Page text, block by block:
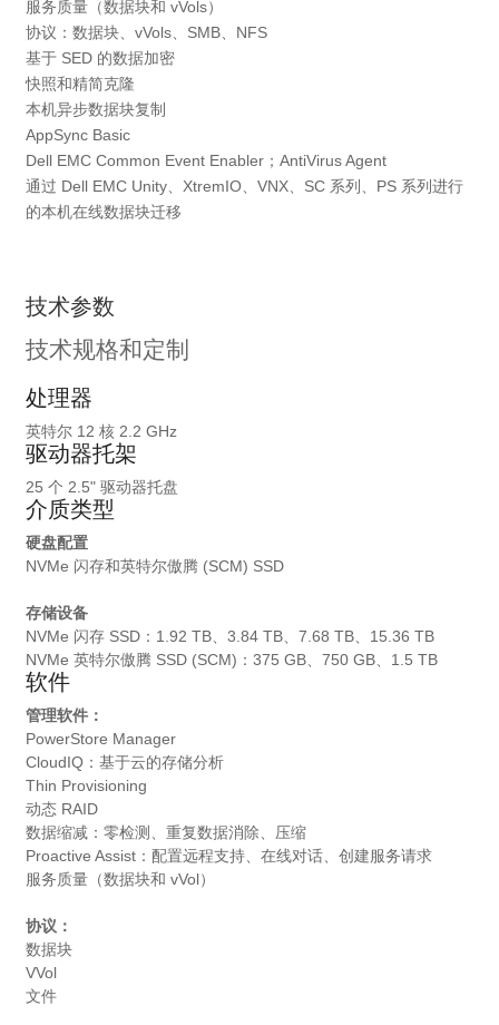
服务质量（数据块和 vVols）
协议：数据块、vVols、SMB、NFS
基于 SED 的数据加密
快照和精简克隆
本机异步数据块复制
AppSync Basic
Dell EMC Common Event Enabler；AntiVirus Agent
通过 Dell EMC Unity、XtremIO、VNX、SC 系列、PS 系列进行
的本机在线数据块迁移
技术参数
技术规格和定制
处理器
英特尔 12 核 2.2 GHz
驱动器托架
25 个 2.5" 驱动器托盘
介质类型
硬盘配置
NVMe 闪存和英特尔傲腾 (SCM) SSD
存储设备
NVMe 闪存 SSD：1.92 TB、3.84 TB、7.68 TB、15.36 TB
NVMe 英特尔傲腾 SSD (SCM)：375 GB、750 GB、1.5 TB
软件
管理软件：
PowerStore Manager
CloudIQ：基于云的存储分析
Thin Provisioning
动态 RAID
数据缩减：零检测、重复数据消除、压缩
Proactive Assist：配置远程支持、在线对话、创建服务请求
服务质量（数据块和 vVol）
协议：
数据块
VVol
文件